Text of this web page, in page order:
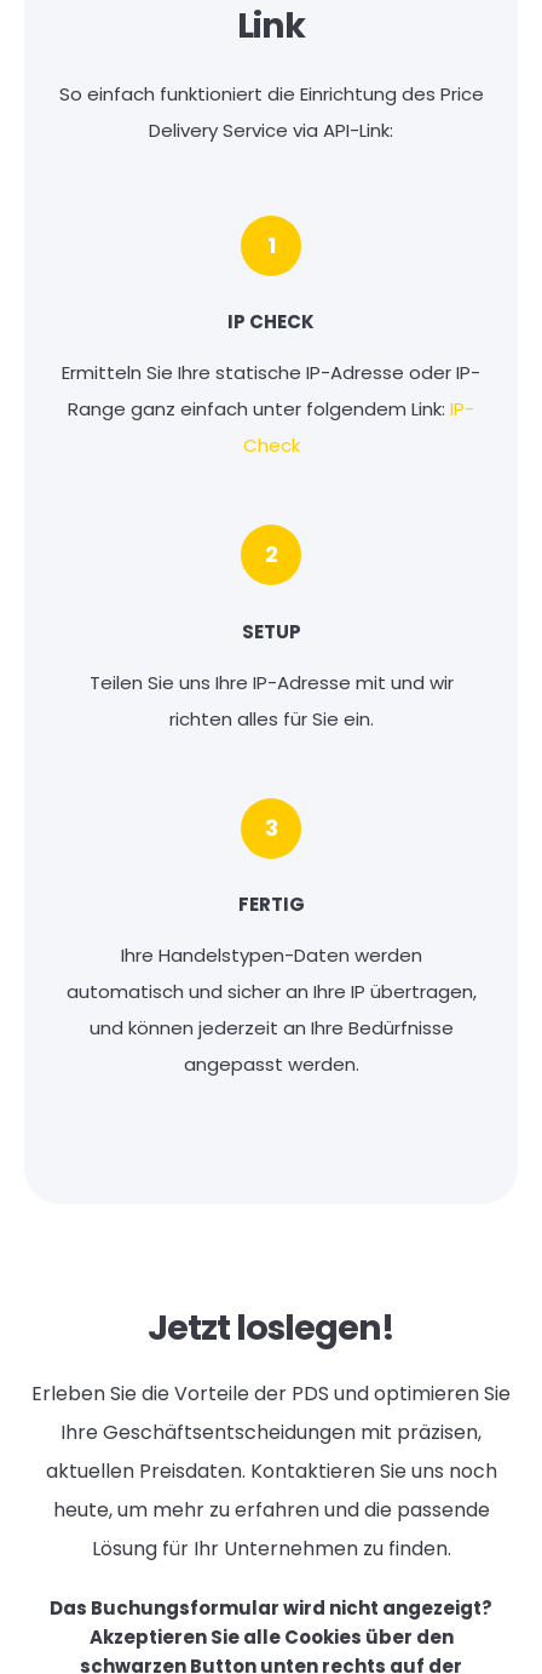
Link
So einfach funktioniert die Einrichtung des Price
Delivery Service via API-Link:
1
IP CHECK
Ermitteln Sie Ihre statische IP-Adresse oder IP-
Range ganz einfach unter folgendem Link: IP-
Check
2
SETUP
Teilen Sie uns Ihre IP-Adresse mit und wir
richten alles für Sie ein.
3
FERTIG
Ihre Handelstypen-Daten werden
automatisch und sicher an Ihre IP übertragen,
und können jederzeit an Ihre Bedürfnisse
angepasst werden.
Jetzt loslegen!
Erleben Sie die Vorteile der PDS und optimieren Sie
Ihre Geschäftsentscheidungen mit präzisen,
aktuellen Preisdaten. Kontaktieren Sie uns noch
heute, um mehr zu erfahren und die passende
Lösung für Ihr Unternehmen zu finden.
Das Buchungsformular wird nicht angezeigt?
Akzeptieren Sie alle Cookies über den
schwarzen Button unten rechts auf der